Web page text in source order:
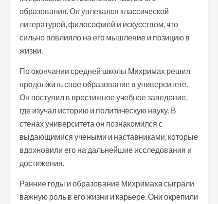
образования. Он увлекался классической
литературой, философией и искусством, что
сильно повлияло на его мышление и позицию в
жизни.
По окончании средней школы Михримах решил
продолжить свое образование в университете.
Он поступил в престижное учебное заведение,
где изучал историю и политическую науку. В
стенах университета он познакомился с
выдающимися учеными и наставниками, которые
вдохновили его на дальнейшие исследования и
достижения.
Ранние годы и образование Михримаха сыграли
важную роль в его жизни и карьере. Они окрепили